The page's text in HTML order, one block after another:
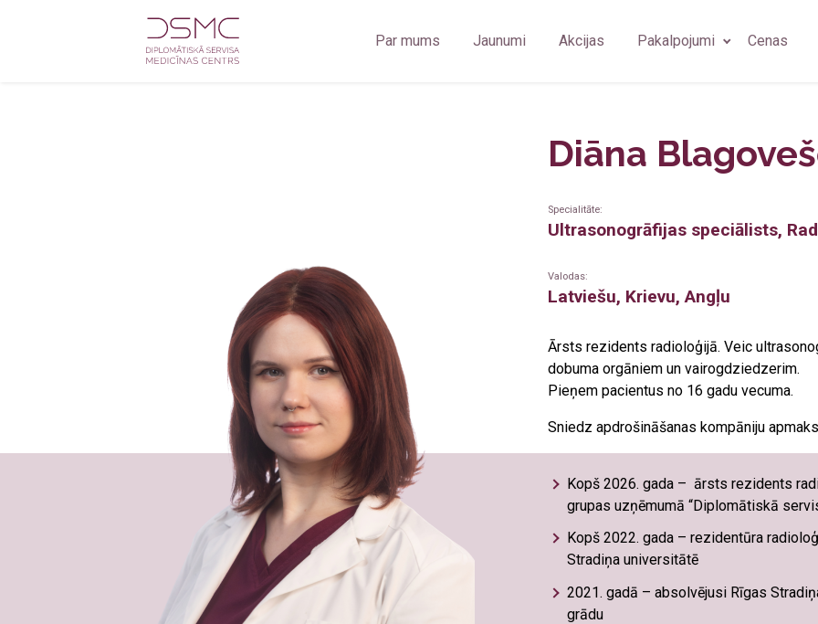
Par mums Jaunumi Akcijas Pakalpojumi
Imunoloģija
Neiroloģija
Psihiatrija
Plastiskā ķirurģija
Cenas
Ģimenes ārsts
Oftalmologs
Psihiatrs
Diāna
Specialitāte:
Ultrasonogrāfijas speciālists,
Valodas:
Latviešu, Krievu, Angļu
Ārsts rezidents radioloģijā. Veic
dobuma orgāniem un vairogdziedzerim.
Pieņem pacientus no 16 gadu vecuma.
Sniedz apdrošināšanas kompāniju
Kopš 2026. gada – ārsts rezidents
grupas uzņēmumā “Diplomātiskā
Kopš 2022. gada – rezidentūra
Stradiņa universitātē
2021. gadā – absolvējusi Rīgas
grādu